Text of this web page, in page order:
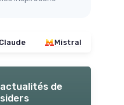
Claude Mistral
de